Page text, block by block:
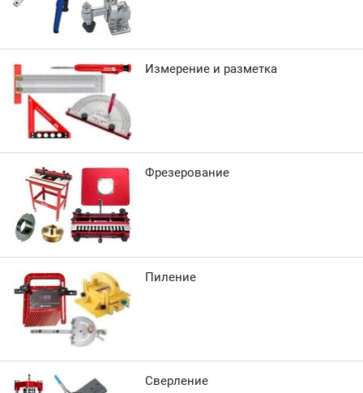
Измерение и разметка
Фрезерование
Пиление
Сверление